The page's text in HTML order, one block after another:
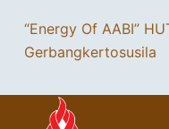
“Energy Of AABI”
Gerbangkertosusila